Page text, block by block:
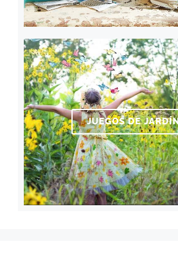
JUEGOS DE